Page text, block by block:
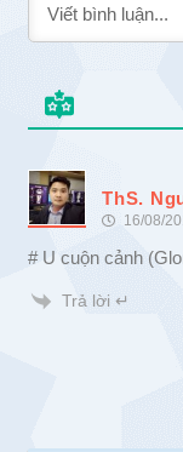
ThS.
16/08/
# U cuộn cảnh
Trả lời ↵